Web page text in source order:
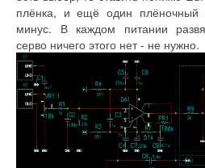
плёнка, и ещё один плёночный
минус. В каждом питании
серво ничего этого нет - не нужно.